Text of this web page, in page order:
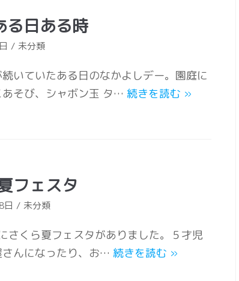
る日ある時
未分類
いていたある日のなかよしデー。園庭に
あそび、シャボン玉 タ… 続きを読む »
フェスタ
日 未分類
さくら夏フェスタがありました。５才児
さんになったり、お… 続きを読む »